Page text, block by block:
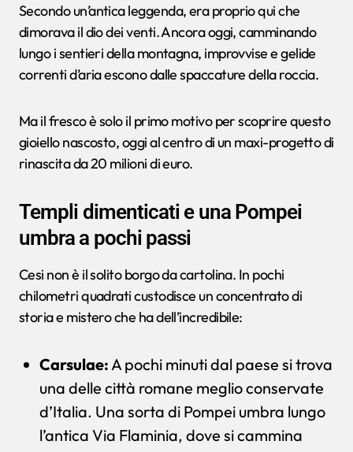
Secondo un’antica leggenda, era proprio qui che
dimorava il dio dei venti. Ancora oggi, camminando
lungo i sentieri della montagna, improvvise e gelide
correnti d’aria escono dalle spaccature della roccia.
Ma il fresco è solo il primo motivo per scoprire questo
gioiello nascosto, oggi al centro di un maxi-progetto di
rinascita da 20 milioni di euro.
Templi dimenticati e una Pompei
umbra a pochi passi
Cesi non è il solito borgo da cartolina. In pochi
chilometri quadrati custodisce un concentrato di
storia e mistero che ha dell’incredibile:
Carsulae: A pochi minuti dal paese si trova
una delle città romane meglio conservate
d’Italia. Una sorta di Pompei umbra lungo
l’antica Via Flaminia, dove si cammina